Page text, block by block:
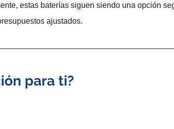
estas baterías siguen siendo una opción
ajustados.
para ti?